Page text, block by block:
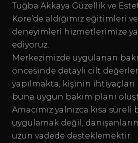
Tuğba Akkaya Güzellik ve
Kore’de aldığımız eğitimleri
deneyimleri hizmetlerimize
ediyoruz.
Merkezimizde uygulanan
öncesinde detaylı cilt
yapılmakta, kişinin
buna uygun bakım planı
Amacımız yalnızca kısa süreli
uygulamak değil,
uzun vadede desteklemektir.